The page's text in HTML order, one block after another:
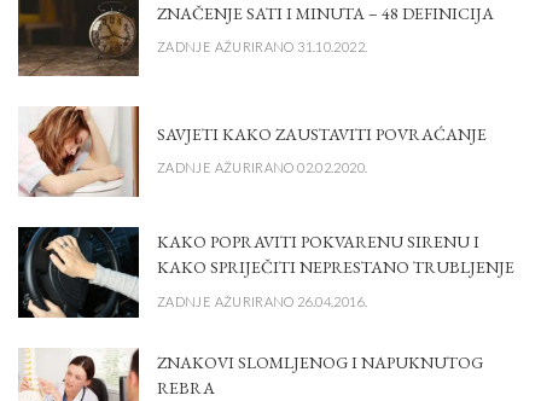
ZNAČENJE SATI I MINUTA – 48 DEFINICIJA
ZADNJE AŽURIRANO 31.10.2022.
SAVJETI KAKO ZAUSTAVITI POVRAĆANJE
ZADNJE AŽURIRANO 02.02.2020.
KAKO POPRAVITI POKVARENU SIRENU I
KAKO SPRIJEČITI NEPRESTANO TRUBLJENJE
ZADNJE AŽURIRANO 26.04.2016.
ZNAKOVI SLOMLJENOG I NAPUKNUTOG
REBRA